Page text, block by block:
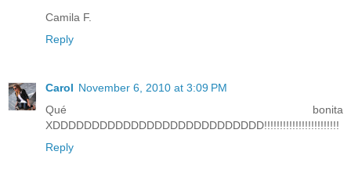
Camila F.
Reply
Carol November 6, 2010 at 3:09 PM
Qué bonita
XDDDDDDDDDDDDDDDDDDDDDDDDDDD!!!!!!!!!!!!!!!!!!!!!!!!
Reply